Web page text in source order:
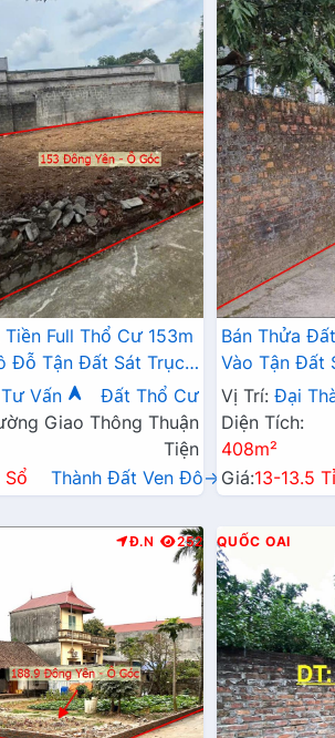
Full Thổ Cư 153m
Đỗ Tận Đất Sát Trục
Xã
Tư Vấn
Đất Thổ Cư
Giao Thông Thuận
Tiện
Thành Đất Ven Đô→
Bán Thửa
Vào Tận Đất
Liên Xã
Vị Trí: Đại
Diện Tích:
408m²
Giá:13-13.5 Tỉ
Đ.N 252 QUỐC OAI